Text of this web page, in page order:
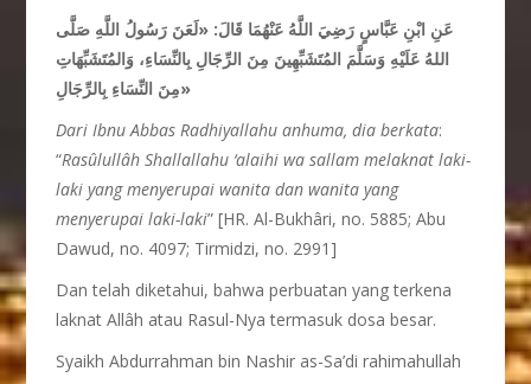
عَنِ ابْنِ عَبَّاسٍ رَضِيَ اللَّهُ عَنْهُمَا قَالَ: «لَعَنَ رَسُولُ اللَّهِ صَلَّى
اللهُ عَلَيْهِ وَسَلَّمَ المُتَشَبِّهِينَ مِنَ الرِّجَالِ بِالنِّسَاءِ، وَالمُتَشَبِّهَاتِ
مِنَ النِّسَاءِ بِالرِّجَالِ»
Dari Ibnu Abbas Radhiyallahu anhuma, dia berkata:
“Rasûlullâh Shallallahu ‘alaihi wa sallam melaknat laki-
laki yang menyerupai wanita dan wanita yang
menyerupai laki-laki” [HR. Al-Bukhâri, no. 5885; Abu
Dawud, no. 4097; Tirmidzi, no. 2991]
Dan telah diketahui, bahwa perbuatan yang terkena
laknat Allâh atau Rasul-Nya termasuk dosa besar.
Syaikh Abdurrahman bin Nashir as-Sa’di rahimahullah